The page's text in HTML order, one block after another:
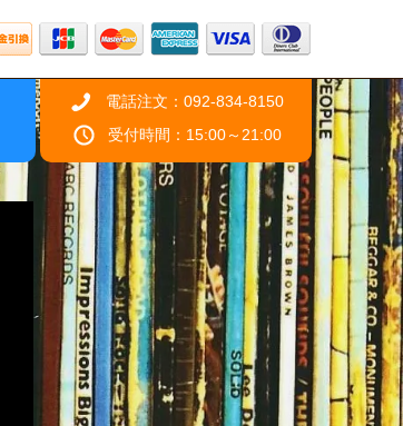
電話注文：092-834-8150
受付時間：15:00～21:00